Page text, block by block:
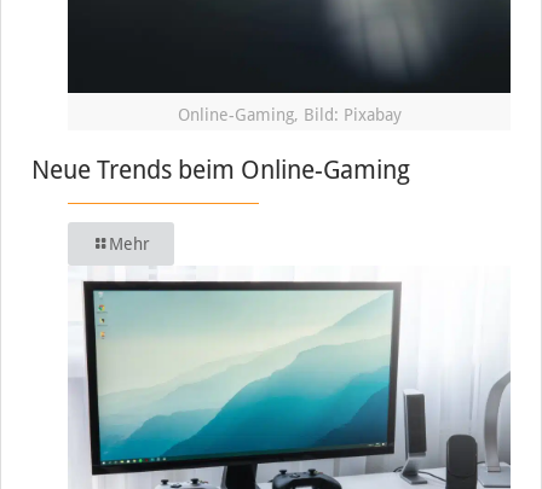
Online-Gaming, Bild: Pixabay
Neue Trends beim Online-Gaming
Mehr